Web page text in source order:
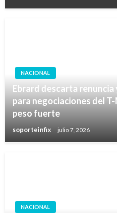
NACIONAL
Ebrard descarta
para negociaciones del
peso fuerte
soporteinfix julio 7, 2026
NACIONAL